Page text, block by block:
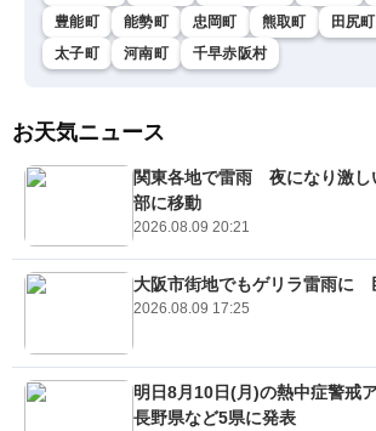
豊能町
能勢町 忠岡町 熊取町 田尻町
太子町
河南町 千早赤阪村
お天気ニュース
関東各地で雷雨 夜になり激し
部に移動
2026.08.09 20:21
大阪市街地でもゲリラ雷雨に
2026.08.09 17:25
明日8月10日(月)の熱中症警戒
長野県など5県に発表